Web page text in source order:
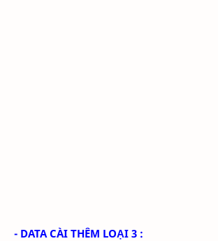
- DATA CÀI THÊM LOẠI 3 :